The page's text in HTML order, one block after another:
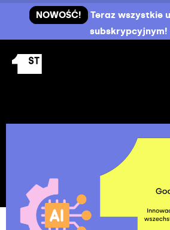
NOWOŚĆ!
Teraz wszystkie
subskrypcyjnym!